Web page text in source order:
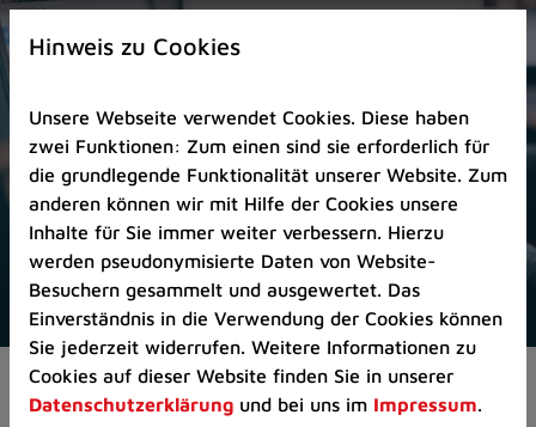
Zur
Startseite
Zum
Seitenanfang
springen
(Schnelltaste
A)
Zur
Navigation/Menü
springen
(Schnelltaste
M)
Zur
Aktuelles Pressemitteilungen
Hinweis zu Cookies
Unsere Webseite verwendet Cookies. Diese haben
zwei Funktionen: Zum einen sind sie erforderlich für
die grundlegende Funktionalität unserer Website. Zum
anderen können wir mit Hilfe der Cookies unsere
Inhalte für Sie immer weiter verbessern. Hierzu
werden pseudonymisierte Daten von Website-
Besuchern gesammelt und ausgewertet. Das
Einverständnis in die Verwendung der Cookies können
Sie jederzeit widerrufen. Weitere Informationen zu
Cookies auf dieser Website finden Sie in unserer
Datenschutzerklärung und bei uns im Impressum.